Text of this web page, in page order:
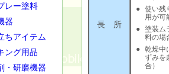
レー塗料
器
ちアイテム
ング用品
・研磨機器
長 所
● 使い残
用が可
● 塗装ム
料の場
● 乾燥中
ずみを
合）